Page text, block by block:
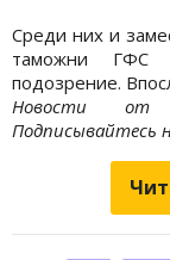
Среди них и
таможни ГФС
подозрение.
Новости от
Подписывайтесь